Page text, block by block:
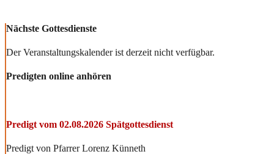
Nächste Gottesdienste
Der Veranstaltungskalender ist derzeit nicht verfügbar.
Predigten online anhören
Predigt vom 02.08.2026 Spätgottesdienst
Predigt von Pfarrer Lorenz Künneth